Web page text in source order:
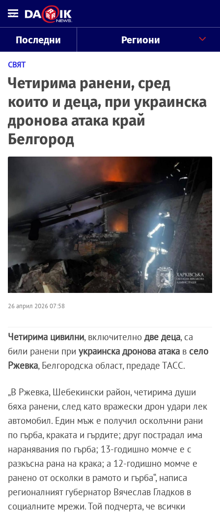
Последни Региони
СВЯТ
Четирима ранени, сред
които и деца, при украинска
дронова атака край
Белгород
26 април 2026 07:58
Четирима цивилни, включително две деца, са
били ранени при украинска дронова атака в село
Ржевка, Белгородска област, предаде ТАСС.
„В Ржевка, Шебекински район, четирима души
бяха ранени, след като вражески дрон удари лек
автомобил. Един мъж е получил осколъчни рани
по гърба, краката и гърдите; друг пострадал има
наранявания по гърба; 13-годишно момче е с
разкъсна рана на крака; а 12-годишно момче е
ранено от осколки в рамото и гърба“, написа
регионалният губернатор Вячеслав Гладков в
социалните мрежи. Той подчерта, че всички